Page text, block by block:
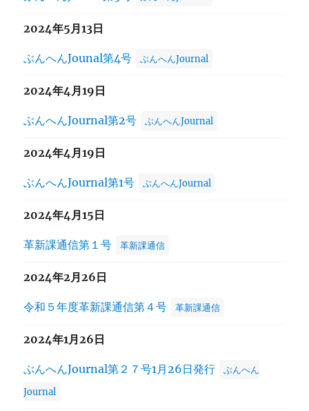
2024年5月13日
ぶんへんJounal第4号 ぶんへんJournal
2024年4月19日
ぶんへんJournal第2号 ぶんへんJournal
2024年4月19日
ぶんへんJournal第1号 ぶんへんJournal
2024年4月15日
革新課通信第１号 革新課通信
2024年2月26日
令和５年度革新課通信第４号 革新課通信
2024年1月26日
ぶんへんJournal第２７号1月26日発行
ぶんへん
Journal